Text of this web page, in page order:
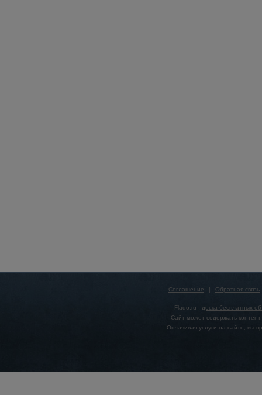
Соглашение | Обратная связь
Flado.ru - доска бесплатных
Сайт может содержать
Оплачивая услуги на сайте, вы